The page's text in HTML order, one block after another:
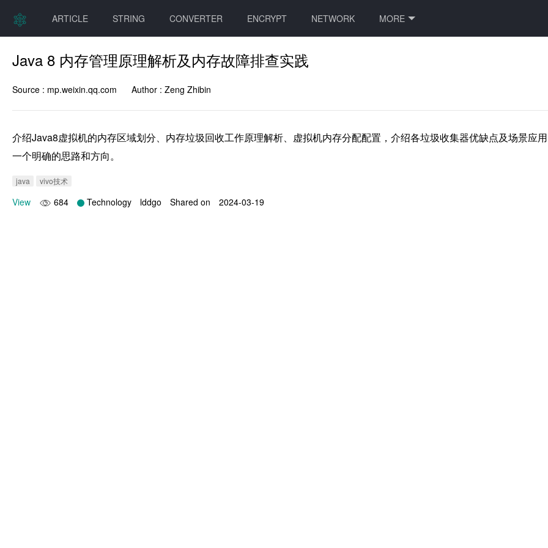
ARTICLE STRING CONVERTER ENCRYPT NETWORK MORE
Java 8 内存管理原理解析及内存故障排查实践
Source : mp.weixin.qq.com Author : Zeng Zhibin
介绍Java8虚拟机的内存区域划分、内存垃圾回收工作原理解析、虚拟机内存分配配置，介绍各垃圾收集器优缺点及场景应
一个明确的思路和方向。
java vivo技术
View 684 Technology lddgo Shared on 2024-03-19